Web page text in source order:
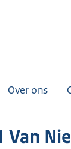
Over ons
Van